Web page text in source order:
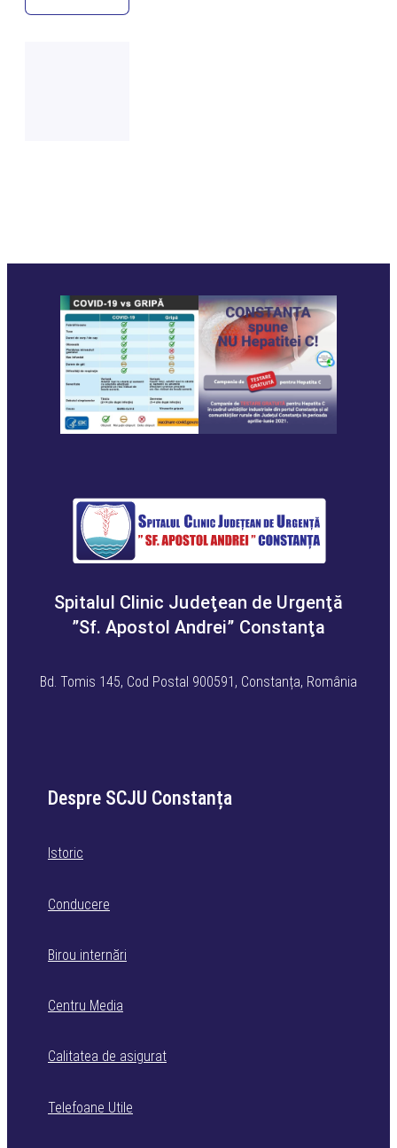
Spitalul Clinic Judeţean de Urgenţă
”Sf. Apostol Andrei” Constanţa
Bd. Tomis 145, Cod Postal 900591, Constanța, România
Despre SCJU Constanța
Istoric
Conducere
Birou internări
Centru Media
Calitatea de asigurat
Telefoane Utile